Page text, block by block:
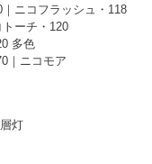
ニコフラッシュ・118
トーチ・120
多色
ニコモア
灯